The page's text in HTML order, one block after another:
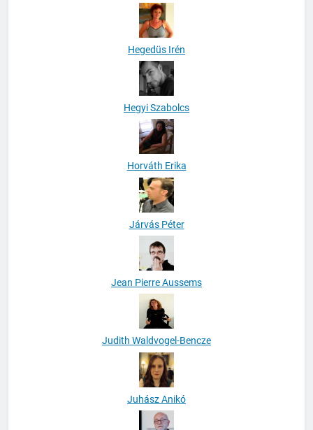
Hegedüs Irén
Hegyi Szabolcs
Horváth Erika
Járvás Péter
Jean Pierre Aussems
Judith Waldvogel-Bencze
Juhász Anikó